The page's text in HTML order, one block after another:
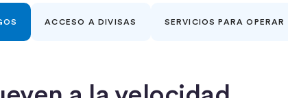
ACCESO A DIVISAS SERVICIOS PARA OPERAR